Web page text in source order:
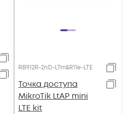
RB912R-2nD-LTm&R11e-LTE
Точка доступа
MikroTik LtAP mini
LTE kit